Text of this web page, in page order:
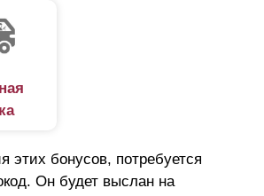
этих бонусов, потребуется
Он будет выслан на